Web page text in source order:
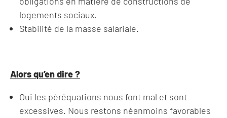
logements sociaux.
Stabilité de la masse salariale.
Alors qu’en dire ?
Oui les péréquations nous font mal et sont
excessives. Nous restons néanmoins favorables